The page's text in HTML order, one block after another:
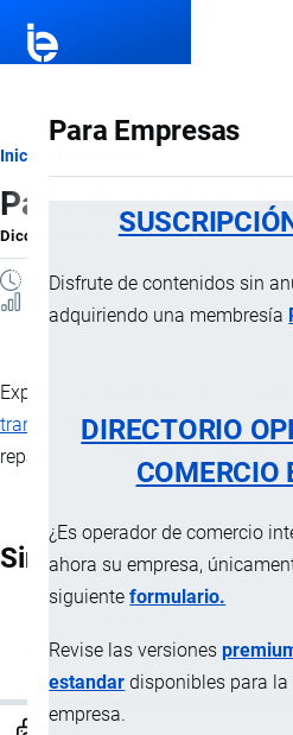
Para Empresas
Disfrute de contenidos sin
adquiriendo una membresía
DIRECTORIO
COMERCIO
¿Es operador de comercio
ahora su empresa,
siguienteformulario.
Revise las versiones
estandar disponibles para
empresa.
Ruta
de
navegación
Inicio
Patio de
Diccionario porImportaciones …, 8
1 MINUTO
Expresión que hace referencia al
transportistapara efectuar la
reparaciones menores de
Sinónimos
CY